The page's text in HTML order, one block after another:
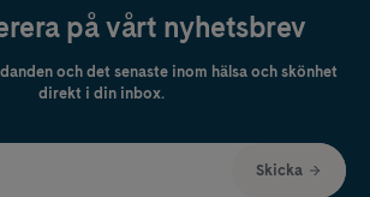
på vårt nyhetsbrev
och det senaste inom hälsa och skönhet
direkt i din inbox.
Skicka